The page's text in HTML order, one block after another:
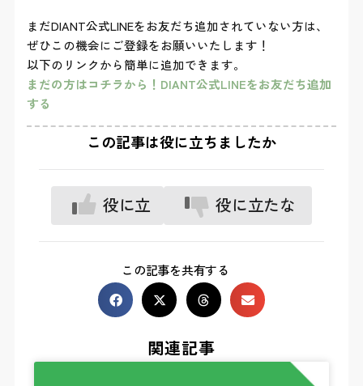
まだDIANT公式LINEをお友だち追加されていない方は、
ぜひこの機会にご登録をお願いいたします！
以下のリンクから簡単に追加できます。
まだの方はコチラから！DIANT公式LINEをお友だち追加
する
この記事は役に立ちましたか
役に立
った
役に立たな
かった
この記事を共有する
関連記事